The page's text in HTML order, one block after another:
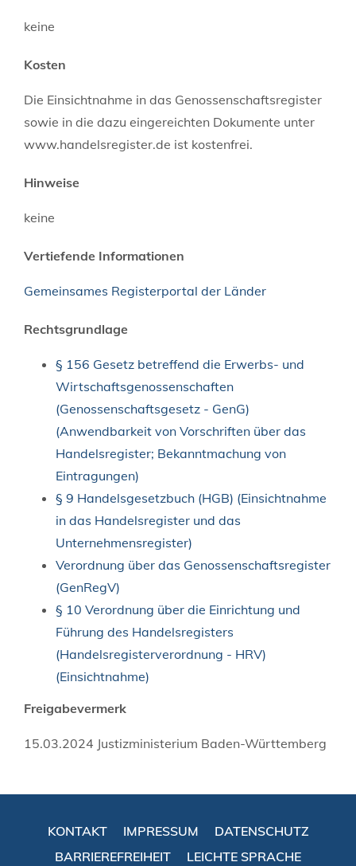
keine
Kosten
Die Einsichtnahme in das Genossenschaftsregister
sowie in die dazu eingereichten Dokumente unter
www.handelsregister.de ist kostenfrei.
Hinweise
keine
Vertiefende Informationen
Gemeinsames Registerportal der Länder
Rechtsgrundlage
§ 156 Gesetz betreffend die Erwerbs- und
Wirtschaftsgenossenschaften
(Genossenschaftsgesetz - GenG)
(Anwendbarkeit von Vorschriften über das
Handelsregister; Bekanntmachung von
Eintragungen)
§ 9 Handelsgesetzbuch (HGB) (Einsichtnahme
in das Handelsregister und das
Unternehmensregister)
Verordnung über das Genossenschaftsregister
(GenRegV)
§ 10 Verordnung über die Einrichtung und
Führung des Handelsregisters
(Handelsregisterverordnung - HRV)
(Einsichtnahme)
Freigabevermerk
15.03.2024 Justizministerium Baden-Württemberg
KONTAKT IMPRESSUM
DATENSCHUTZ
BARRIEREFREIHEIT
LEICHTE SPRACHE